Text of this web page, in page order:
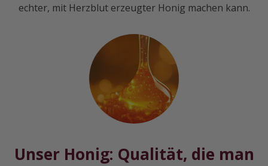
echter, mit Herzblut erzeugter Honig machen kann.
Unser Honig: Qualität, die man